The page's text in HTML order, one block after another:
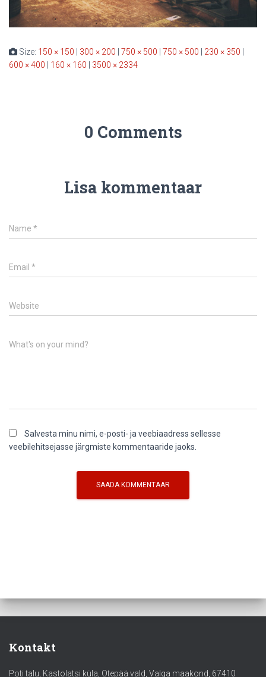
Size: 150 × 150 300 × 200 750 × 500 750 × 500 230 × 350
600 × 400
160 × 160 3500 × 2334
0 Comments
Lisa kommentaar
Name *
Email *
Website
What's on your mind?
Salvesta minu nimi, e-posti- ja veebiaadress sellesse
veebilehitsejasse järgmiste kommentaaride jaoks.
Kontakt
Poti talu, Kastolatsi küla, Otepää vald, Valga maakond, 67410